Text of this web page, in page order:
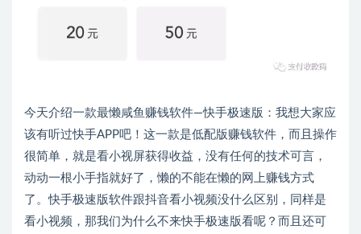
今天介绍一款最懒咸鱼赚钱软件—快手极速版：我想大家应
该有听过快手APP吧！这一款是低配版赚钱软件，而且操作
很简单，就是看小视屏获得收益，没有任何的技术可言，
动动一根小手指就好了，懒的不能在懒的网上赚钱方式
了。快手极速版软件跟抖音看小视频没什么区别，同样是
看小视频，那我们为什么不来快手极速版看呢？而且还可